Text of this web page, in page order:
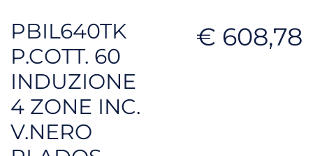
PBIL640TK
P.COTT. 60
INDUZIONE
4 ZONE INC.
V.NERO
€ 608,78